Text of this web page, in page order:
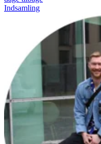
Indsamling